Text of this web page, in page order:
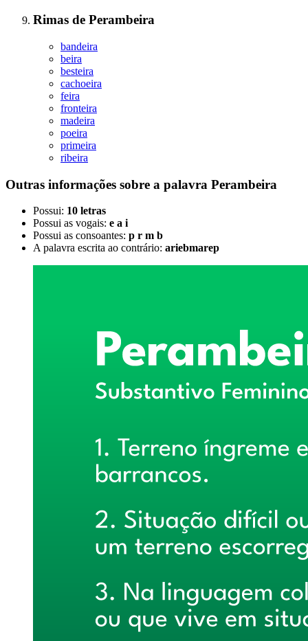
Rimas de Perambeira
bandeira
beira
besteira
cachoeira
feira
fronteira
madeira
poeira
primeira
ribeira
Outras informações sobre a palavra Perambeira
Possui: 10 letras
Possui as vogais: e a i
Possui as consoantes: p r m b
A palavra escrita ao contrário: ariebmarep